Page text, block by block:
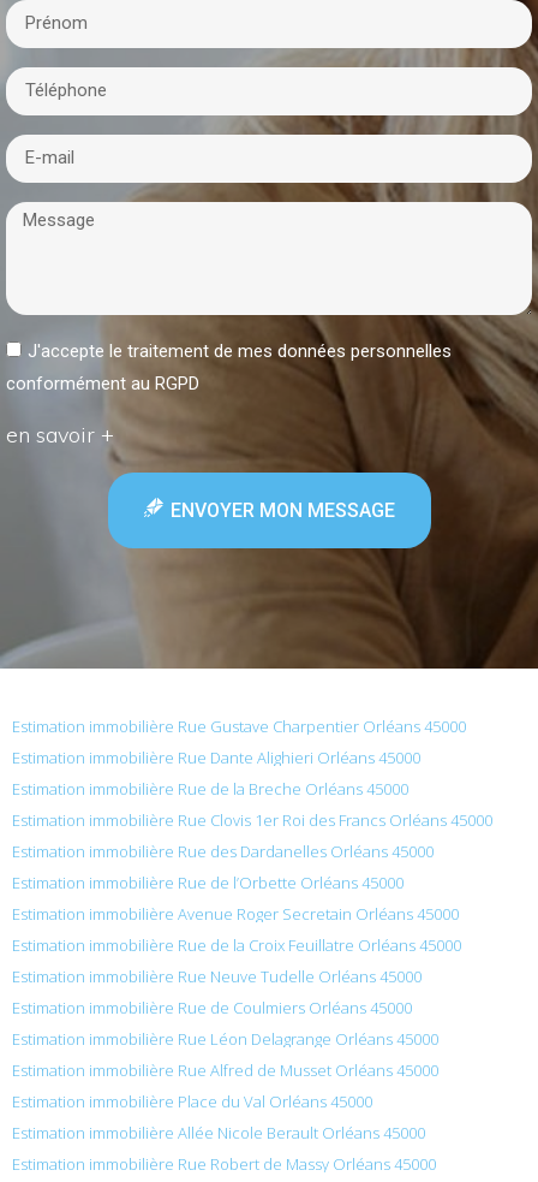
J'accepte le traitement de mes données personnelles
conformément au RGPD
en savoir +
ENVOYER MON MESSAGE
Estimation immobilière Rue Gustave Charpentier Orléans 45000
Estimation immobilière Rue Dante Alighieri Orléans 45000
Estimation immobilière Rue de la Breche Orléans 45000
Estimation immobilière Rue Clovis 1er Roi des Francs Orléans 45000
Estimation immobilière Rue des Dardanelles Orléans 45000
Estimation immobilière Rue de l’Orbette Orléans 45000
Estimation immobilière Avenue Roger Secretain Orléans 45000
Estimation immobilière Rue de la Croix Feuillatre Orléans 45000
Estimation immobilière Rue Neuve Tudelle Orléans 45000
Estimation immobilière Rue de Coulmiers Orléans 45000
Estimation immobilière Rue Léon Delagrange Orléans 45000
Estimation immobilière Rue Alfred de Musset Orléans 45000
Estimation immobilière Place du Val Orléans 45000
Estimation immobilière Allée Nicole Berault Orléans 45000
Estimation immobilière Rue Robert de Massy Orléans 45000